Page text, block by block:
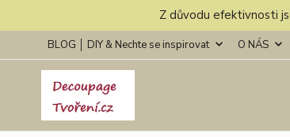
Z důvodu efektivnosti
BLOG │ DIY & Nechte se inspirovat O NÁS